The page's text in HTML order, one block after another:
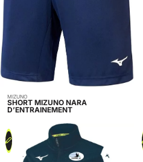
MIZUNO
SHORT MIZUNO NARA
D’ENTRAINEMENT